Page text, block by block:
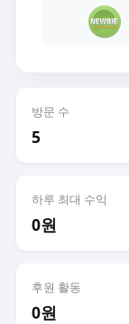
방문 수
5
하루 최대 수익
0원
후원 활동
0원